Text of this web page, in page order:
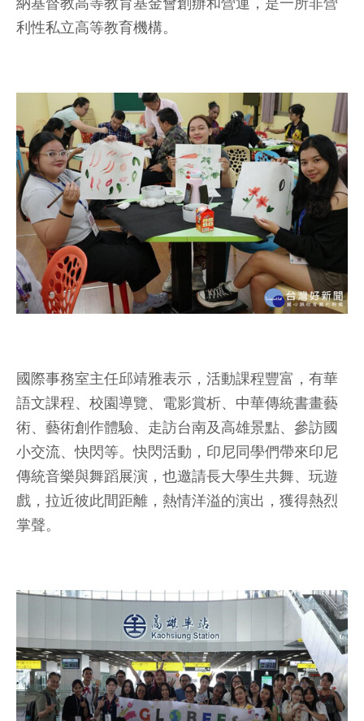
納基督教高等教育基金會創辦和營運，是一所非營
利性私立高等教育機構。
國際事務室主任邱靖雅表示，活動課程豐富，有華
語文課程、校園導覽、電影賞析、中華傳統書畫藝
術、藝術創作體驗、走訪台南及高雄景點、參訪國
小交流、快閃等。快閃活動，印尼同學們帶來印尼
傳統音樂與舞蹈展演，也邀請長大學生共舞、玩遊
戲，拉近彼此間距離，熱情洋溢的演出，獲得熱烈
掌聲。